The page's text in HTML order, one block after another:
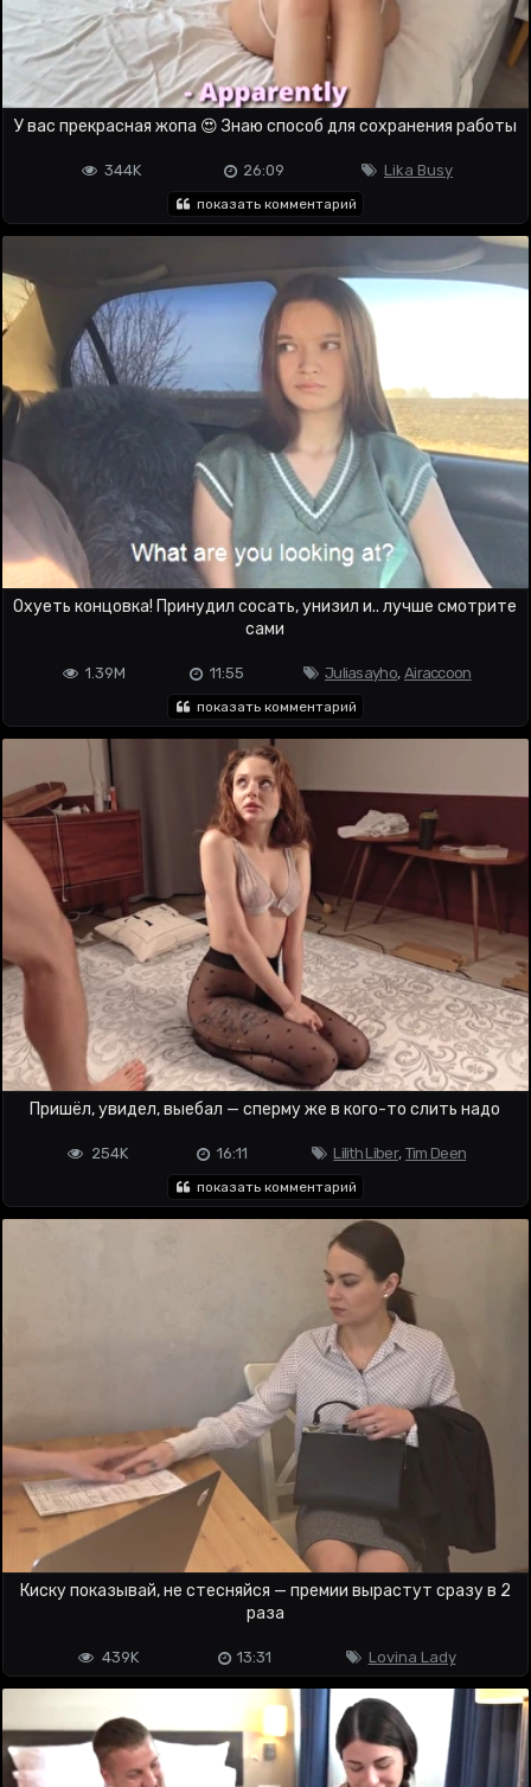
У вас прекрасная жопа 😍 Знаю способ для сохранения работы
Lika Busy
26:09
344K
показать комментарий
Охуеть концовка! Принудил сосать, унизил и.. лучше смотрите
сами
Juliasayho, Airaccoon
11:55
1.39M
показать комментарий
Пришёл, увидел, выебал — сперму же в кого-то слить надо
Lilith Liber, Tim Deen
16:11
254K
показать комментарий
Киску показывай, не стесняйся — премии вырастут сразу в 2
раза
Lovina Lady
13:31
439K